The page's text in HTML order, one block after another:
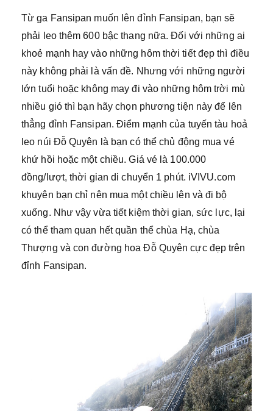
Từ ga Fansipan muốn lên đỉnh Fansipan, bạn sẽ
phải leo thêm 600 bậc thang nữa. Đối với những ai
khoẻ mạnh hay vào những hôm thời tiết đẹp thì điều
này không phải là vấn đề. Nhưng với những người
lớn tuổi hoặc không may đi vào những hôm trời mù
nhiều gió thì bạn hãy chọn phương tiện này để lên
thẳng đỉnh Fansipan. Điểm mạnh của tuyến tàu hoả
leo núi Đỗ Quyên là bạn có thể chủ động mua vé
khứ hồi hoặc một chiều. Giá vé là 100.000
đồng/lượt, thời gian di chuyển 1 phút. iVIVU.com
khuyên bạn chỉ nên mua một chiều lên và đi bộ
xuống. Như vậy vừa tiết kiệm thời gian, sức lực, lại
có thể tham quan hết quần thể chùa Hạ, chùa
Thượng và con đường hoa Đỗ Quyên cực đẹp trên
đỉnh Fansipan.